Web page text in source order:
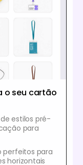
o seu cartão
estilos pré-
para
perfeitos para
horizontais